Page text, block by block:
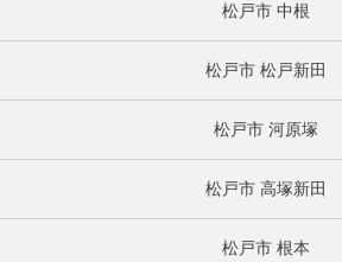
松戸市 中根
松戸市 松戸新田
松戸市 河原塚
松戸市 高塚新田
松戸市 根本